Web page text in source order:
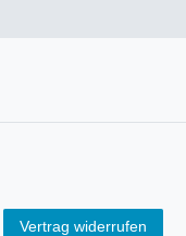
Vertrag widerrufen